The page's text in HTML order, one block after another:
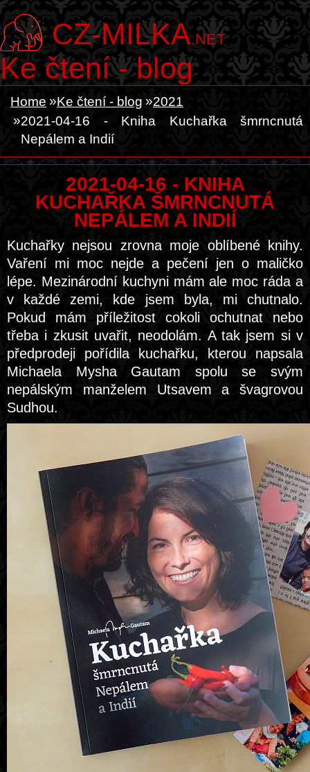
CZ-MILKA.NET
Ke čtení - blog
Home Ke čtení - blog
2021
2021-04-16 - Kniha Kuchařka šmrncnutá
Nepálem a Indií
2021-04-16 - KNIHA
KUCHAŘKA ŠMRNCNUTÁ
NEPÁLEM A INDIÍ
Kuchařky nejsou zrovna moje oblíbené knihy.
Vaření mi moc nejde a pečení jen o maličko
lépe. Mezinárodní kuchyni mám ale moc ráda a
v každé zemi, kde jsem byla, mi chutnalo.
Pokud mám příležitost cokoli ochutnat nebo
třeba i zkusit uvařit, neodolám. A tak jsem si v
předprodeji pořídila kuchařku, kterou napsala
Michaela Mysha Gautam spolu se svým
nepálským manželem Utsavem a švagrovou
Sudhou.